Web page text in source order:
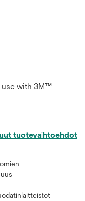
use with 3M™
tuotevaihtoehdot